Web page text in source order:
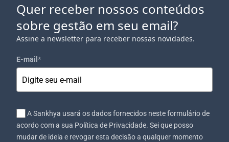
Quer receber nossos conteúdos
sobre gestão em seu email?
Assine a newsletter para receber nossas novidades.
E-mail *
A Sankhya usará os dados fornecidos neste formulário de
acordo com a sua Política de Privacidade. Sei que posso
mudar de ideia e revogar esta decisão a qualquer momento